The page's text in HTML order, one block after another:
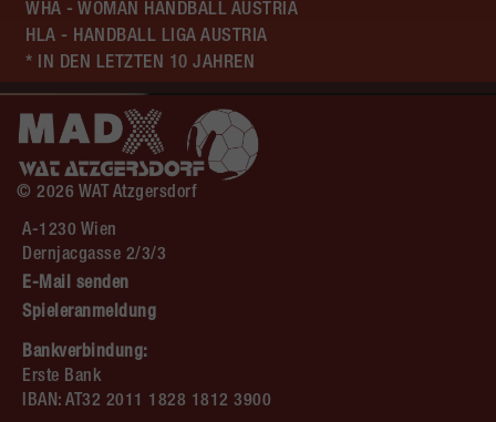
WHA - WOMAN HANDBALL AUSTRIA
HLA - HANDBALL LIGA AUSTRIA
* IN DEN LETZTEN 10 JAHREN
© 2026 WAT Atzgersdorf
A-1230 Wien
Dernjacgasse 2/3/3
E-Mail senden
Spieleranmeldung
Bankverbindung:
Erste Bank
IBAN: AT32 2011 1828 1812 3900